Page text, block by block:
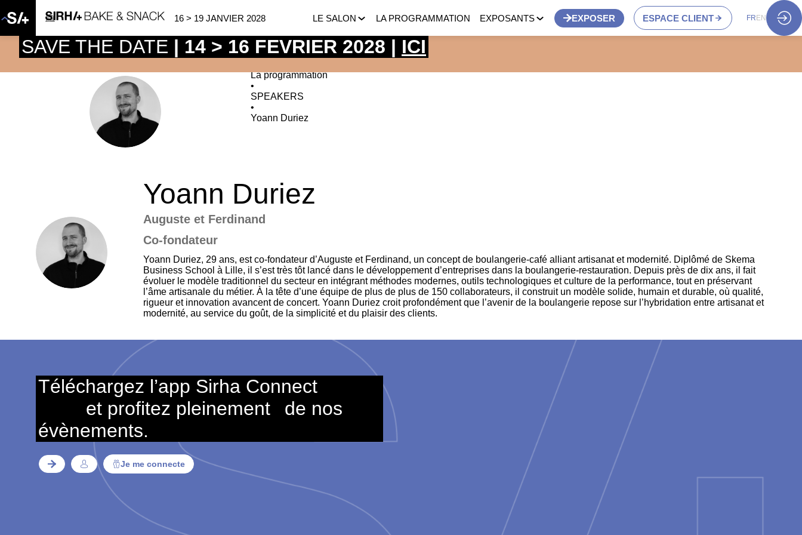
16 > 19 JANVIER 2028 LE SALON LA PROGRAMMATION EXPOSANTS EXPOSER ESPACE CLIENT FR EN
YD
La programmation
•
SPEAKERS
•
Yoann Duriez
YD
Yoann Duriez
Auguste et Ferdinand
Co-fondateur
Yoann Duriez, 29 ans, est co-fondateur d’Auguste et Ferdinand, un concept de boulangerie-café alliant artisanat et modernité. Diplômé de Skema
Business School à Lille, il s’est très tôt lancé dans le développement d’entreprises dans la boulangerie-restauration. Depuis près de dix ans, il fait
évoluer le modèle traditionnel du secteur en intégrant méthodes modernes, outils technologiques et culture de la performance, tout en préservant
l’âme artisanale du métier. À la tête d’une équipe de plus de plus de 150 collaborateurs, il construit un modèle solide, humain et durable, où qualité,
rigueur et innovation avancent de concert. Yoann Duriez croit profondément que l’avenir de la boulangerie repose sur l’hybridation entre artisanat et
modernité, au service du goût, de la simplicité et du plaisir des clients.
Téléchargez l’app Sirha Connect
et profitez pleinement
de nos
évènements.
Je me connecte
SAVE THE DATE | 14 > 16 FEVRIER 2028 | ICI